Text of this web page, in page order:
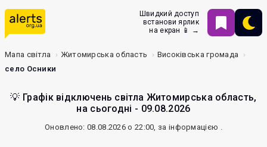
Швидкий доступ
встанови ярлик
на екран 📱 →
Мапа світла Житомирська область
Високівська громада
село Осники
💡 Графік відключень світла Житомирська область,
на сьогодні - 09.08.2026
Оновлено: 08.08.2026 о 22:00, за інформацією .